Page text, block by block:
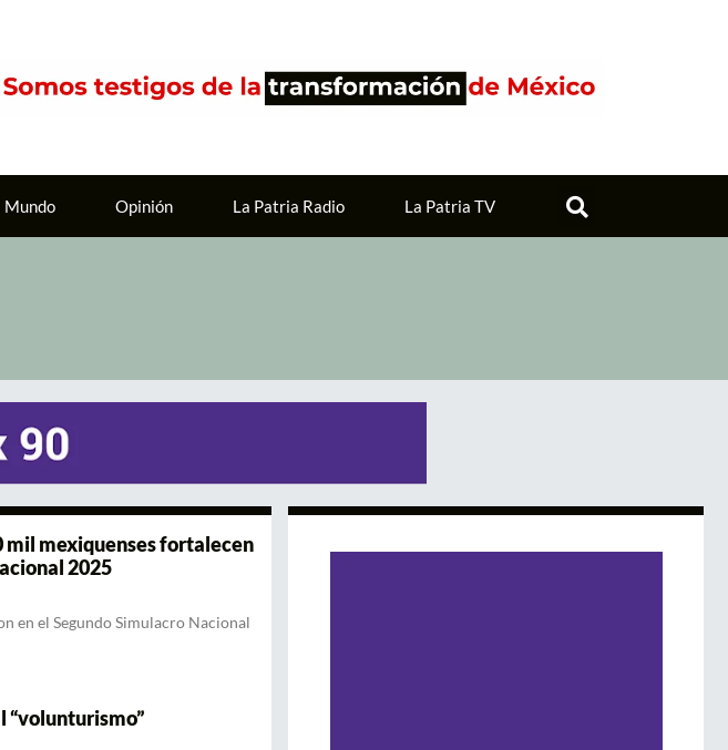
Mundo Opinión La Patria Radio La Patria TV
mil mexiquenses fortalecen
2025
en el Segundo Simulacro Nacional
“volunturismo”